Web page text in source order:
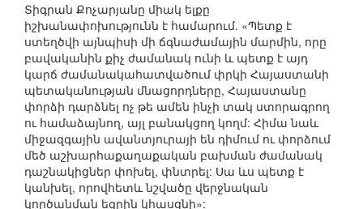
Տիգրան Քոչարյանը միակ ելքը
իշխանափոխությունն է համարում. «Պետք է
ստեղծվի այնպիսի մի ճգնաժամային մարմին, որը
բավականին քիչ ժամանակ ունի և պետք է այդ
կարճ ժամանակահատվածում փրկի Հայաստանի
պետականության մնացորդները, Հայաստանը
փորձի դարձնել ոչ թե ամեն ինչի տակ ստորագրող
ու համաձայնող, այլ բանակցող կողմ: Հիմա նաև
միջազգային ավանտյուրայի են դիմում ու փորձում
մեծ աշխարհաքաղաքական բախման ժամանակ
դաշնակիցներ փոխել, փնտրել: Սա ևս պետք է
կանխել, որովհետև նշվածը վերջնական
կործանման եզրին կհասցնի»: